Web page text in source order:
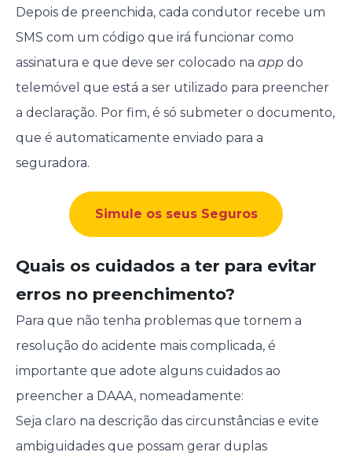
Depois de preenchida, cada condutor recebe um
SMS com um código que irá funcionar como
assinatura e que deve ser colocado na appdo
telemóvel que está a ser utilizado para preencher
a declaração. Por fim, é só submeter o documento,
que é automaticamente enviado para a
seguradora.
Simule os seus Seguros
Quais os cuidados a ter para evitar
erros no preenchimento?
Para que não tenha problemas que tornem a
resolução do acidente mais complicada, é
importante que adote alguns cuidados ao
preencher a DAAA, nomeadamente:
Seja claro na descrição das circunstâncias e evite
ambiguidades que possam gerar duplas